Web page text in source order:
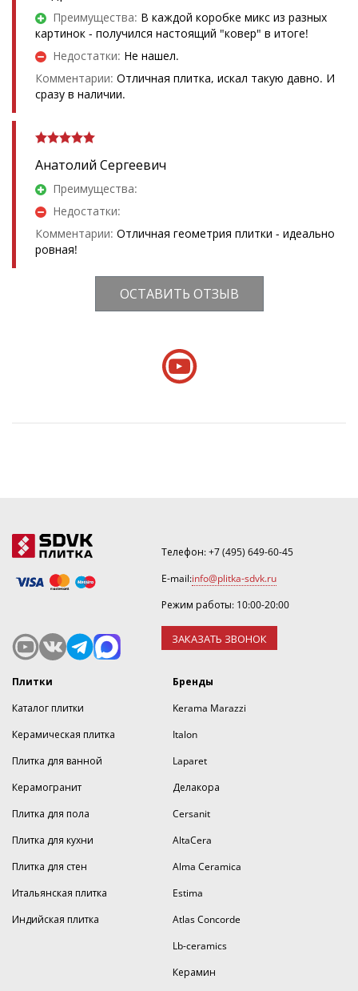
Преимущества: В каждой коробке микс из разных
картинок - получился настоящий "ковер" в итоге!
Недостатки: Не нашел.
Комментарии: Отличная плитка, искал такую давно. И
сразу в наличии.
Анатолий Сергеевич
Преимущества:
Недостатки:
Комментарии: Отличная геометрия плитки - идеально
ровная!
ОСТАВИТЬ ОТЗЫВ
Телефон:+7 (495) 649-60-45
E-mail:info@plitka-sdvk.ru
Режим работы: 10:00-20:00
ЗАКАЗАТЬ ЗВОНОК
Плитки
Каталог плитки
Керамическая плитка
Плитка для ванной
Керамогранит
Плитка для пола
Плитка для кухни
Плитка для стен
Итальянская плитка
Индийская плитка
Бренды
Kerama Marazzi
Italon
Laparet
Делакора
Cersanit
AltaCera
Alma Ceramica
Estima
Atlas Concorde
Lb-ceramics
Керамин